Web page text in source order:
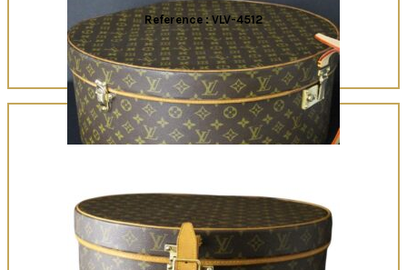
Quick View
Reference : VLV-4512